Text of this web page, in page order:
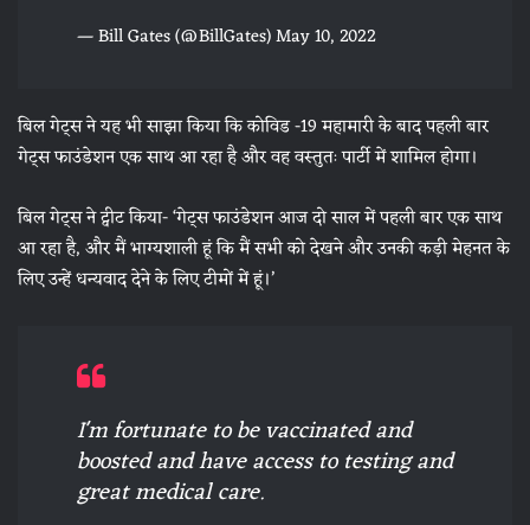
— Bill Gates (@BillGates)May 10, 2022
बिल गेट्स ने यह भी साझा किया कि कोविड -19 महामारी के बाद पहली बार
गेट्स फाउंडेशन एक साथ आ रहा है और वह वस्तुतः पार्टी में शामिल होगा।
बिल गेट्स ने ट्वीट किया- ‘गेट्स फाउंडेशन आज दो साल में पहली बार एक साथ
आ रहा है, और मैं भाग्यशाली हूं कि मैं सभी को देखने और उनकी कड़ी मेहनत के
लिए उन्हें धन्यवाद देने के लिए टीमों में हूं।’
I'm fortunate to be vaccinated and
boosted and have access to testing and
great medical care.